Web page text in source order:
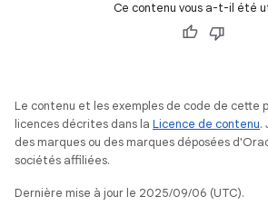
Ce contenu vous a-t-il été
Le contenu et les exemples de code de cette
licences décrites dans la Licence de contenu.
des marques ou des marques déposées
sociétés affiliées.
Dernière mise à jour le 2025/09/06 (UTC).